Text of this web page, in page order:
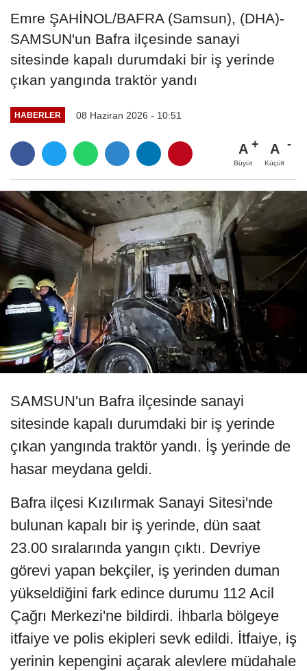
Emre ŞAHİNOL/BAFRA (Samsun), (DHA)-
SAMSUN'un Bafra ilçesinde sanayi
sitesinde kapalı durumdaki bir iş yerinde
çıkan yangında traktör yandı
HABERLER 08 Haziran 2026 - 10:51
A
Büyüt
A
Küçült
SAMSUN'un Bafra ilçesinde sanayi
sitesinde kapalı durumdaki bir iş yerinde
çıkan yangında traktör yandı. İş yerinde de
hasar meydana geldi.
Bafra ilçesi Kızılırmak Sanayi Sitesi'nde
bulunan kapalı bir iş yerinde, dün saat
23.00 sıralarında yangın çıktı. Devriye
görevi yapan bekçiler, iş yerinden duman
yükseldiğini fark edince durumu 112 Acil
Çağrı Merkezi'ne bildirdi. İhbarla bölgeye
itfaiye ve polis ekipleri sevk edildi. İtfaiye, iş
yerinin kepengini açarak alevlere müdahale